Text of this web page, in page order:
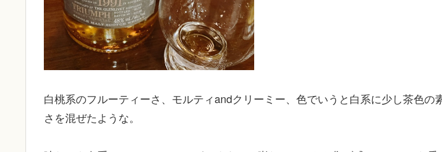
白桃系のフルーティーさ、モルティandクリーミー、色でいうと白系に少し茶色の
さを混ぜたような。